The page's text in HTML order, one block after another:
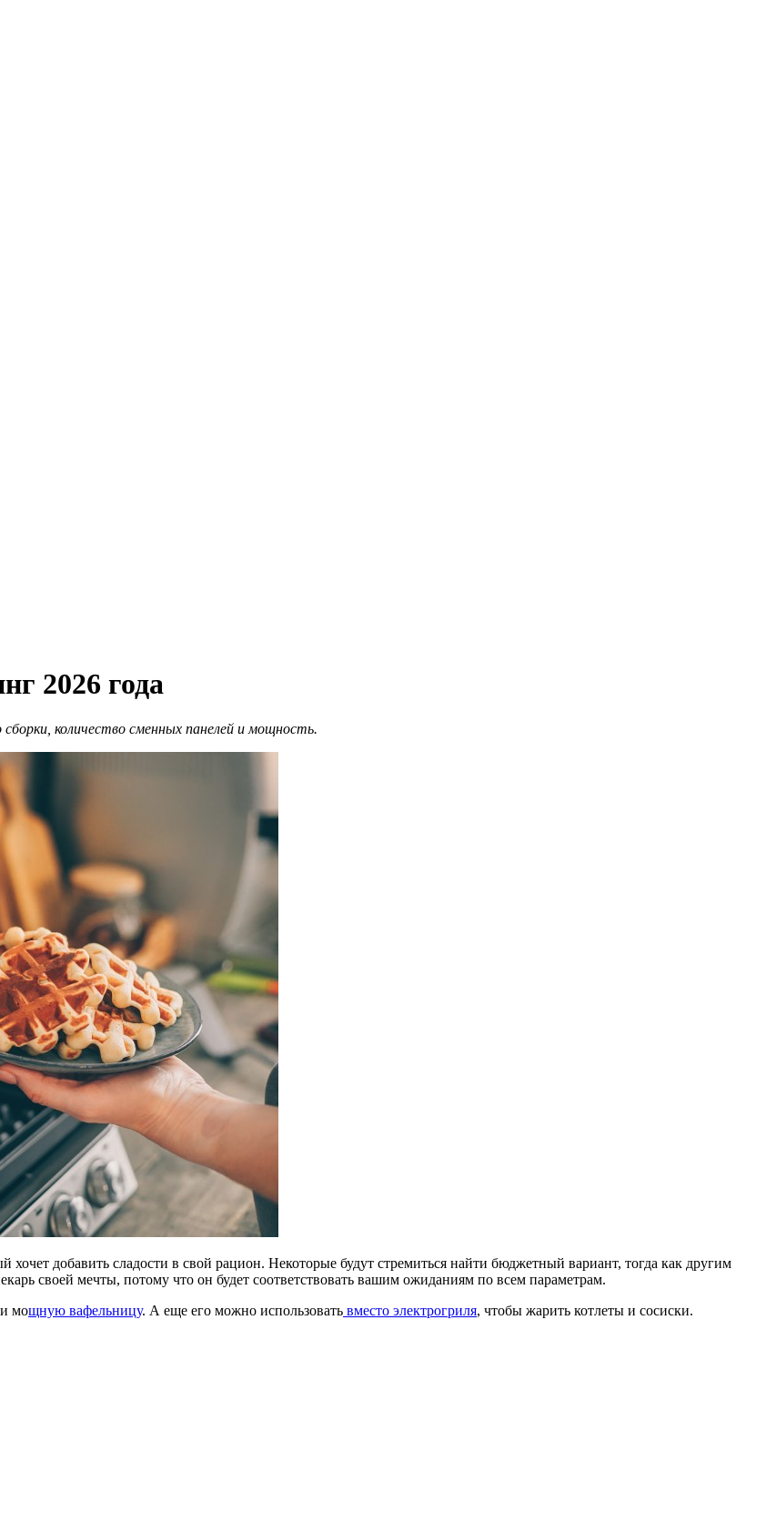
2026 года
количество сменных панелей и мощность.
добавить сладости в свой рацион. Некоторые будут стремиться найти бюджетный вариант, тогда как другим
своей мечты, потому что он будет соответствовать вашим ожиданиям по всем параметрам.
мощную вафельницу. А еще его можно использовать вместо электрогриля, чтобы жарить котлеты и сосиски.